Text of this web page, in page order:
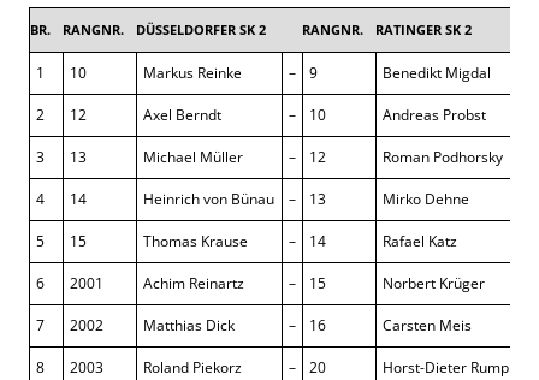
BR. RANGNR. DÜSSELDORFER SK 2 RANGNR. RATINGER SK 2
1 10 Markus Reinke – 9 Benedikt Migdal
2 12 Axel Berndt – 10 Andreas Probst
3 13 Michael Müller – 12 Roman Podhorsky
4 14 Heinrich von Bünau – 13 Mirko Dehne
5 15 Thomas Krause – 14 Rafael Katz
6 2001 Achim Reinartz – 15 Norbert Krüger
7 2002 Matthias Dick – 16 Carsten Meis
8 2003 Roland Piekorz – 20 Horst-Dieter Rumpler